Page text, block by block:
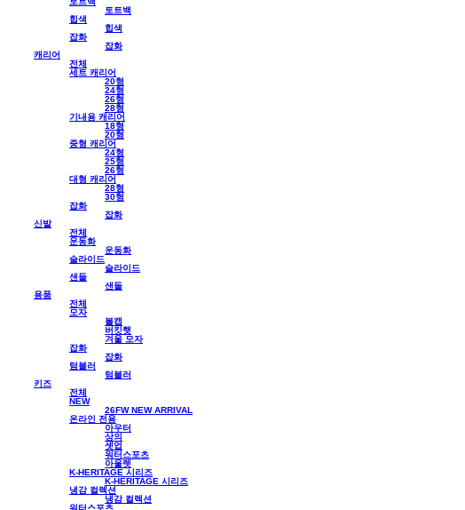
토트백
힙색
힙색
잡화
잡화
캐리어
전체
세트 캐리어
20형
24형
26형
28형
기내용 캐리어
18형
20형
중형 캐리어
24형
25형
26형
대형 캐리어
28형
30형
잡화
잡화
신발
전체
운동화
운동화
슬라이드
슬라이드
샌들
샌들
용품
전체
모자
볼캡
버킷햇
겨울 모자
잡화
잡화
텀블러
텀블러
키즈
전체
NEW
26FW NEW ARRIVAL
온라인 전용
아우터
상의
셋업
워터스포츠
아울렛
K-HERITAGE 시리즈
K-HERITAGE 시리즈
냉감 컬렉션
냉감 컬렉션
워터스포츠